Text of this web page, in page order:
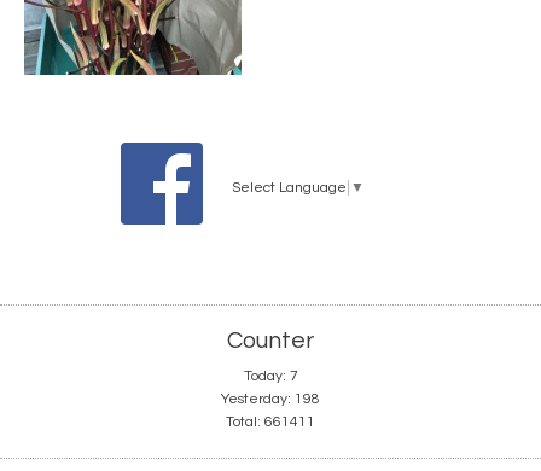
Select Language ▼
Counter
Today: 7
Yesterday: 198
Total: 661411